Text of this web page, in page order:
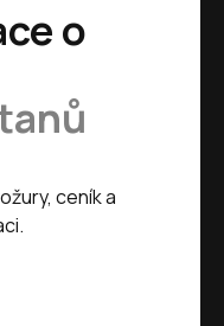
o
ceník a